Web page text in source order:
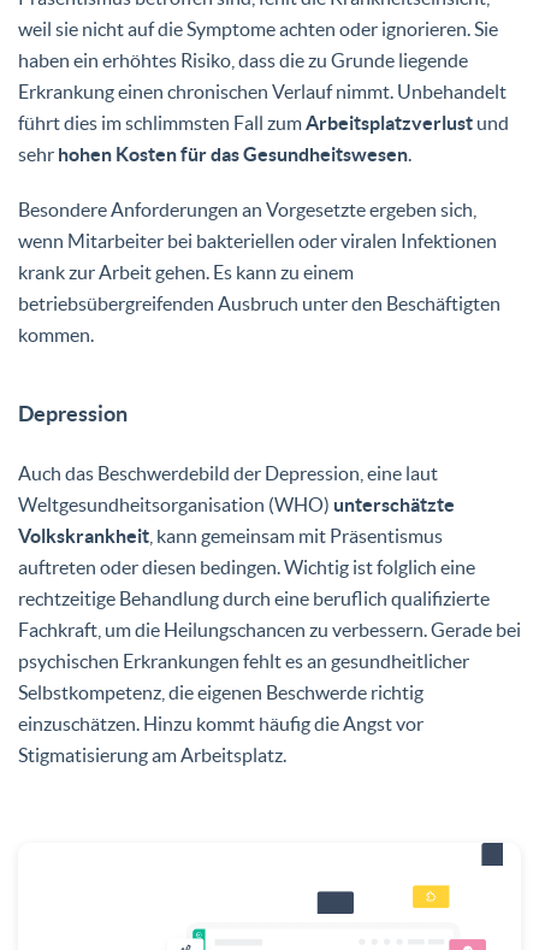
weil sie nicht auf die Symptome achten oder ignorieren. Sie
haben ein erhöhtes Risiko, dass die zu Grunde liegende
Erkrankung einen chronischen Verlauf nimmt. Unbehandelt
führt dies im schlimmsten Fall zumArbeitsplatzverlust und
sehr hohen Kosten für das Gesundheitswesen.
Besondere Anforderungen an Vorgesetzte ergeben sich,
wenn Mitarbeiter bei bakteriellen oder viralen Infektionen
krank zur Arbeit gehen. Es kann zu einem
betriebsübergreifenden Ausbruch unter den Beschäftigten
kommen.
Depression
Auch das Beschwerdebild der Depression, eine laut
Weltgesundheitsorganisation (WHO) unterschätzte
Volkskrankheit , kann gemeinsam mit Präsentismus
auftreten oder diesen bedingen. Wichtig ist folglich eine
rechtzeitige Behandlung durch eine beruflich qualifizierte
Fachkraft, um die Heilungschancen zu verbessern. Gerade bei
psychischen Erkrankungen fehlt es an gesundheitlicher
Selbstkompetenz, die eigenen Beschwerde richtig
einzuschätzen. Hinzu kommt häufig die Angst vor
Stigmatisierung am Arbeitsplatz.